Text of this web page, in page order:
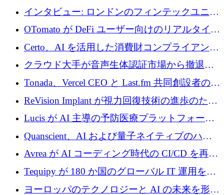
質生産に転換するために 700 万ユーロを調達
インタビュー: ロンドンのフィンテックユニコ
ーン Tide の CEO、オリバー・プリル氏
OTomato が DeFi ユーザー向けのリアルタイム
インテリジェンス レイヤーを構築するために
Improbable から 200 万ドルを調達
Certo、AI を活用した消費財コンプライアンス
プラットフォームのために 400 万ドルを調達
クラウド大手が音声生体認証市場から撤退す
るなか、Voxmindが54万6,000ポンドのプレシ
ード資金を調達
Tonada、Vercel CEO と Last.fm 共同創設者の支
援を受けてステルス撤退
ReVision Implant が視力回復技術の進歩のため
に 400 万ユーロを確保
Lucis が AI 主導の予防医療プラットフォーム
を拡大するためにシリーズ A で 2,000 万ドル
を調達
Quanscient、AI および量子ネイティブのハー
ドウェア エンジニアリングを推進するために
1,000 万ユーロを調達
Avrea が AI コーディング時代の CI/CD を再発
明するために 470 万ドルをかけてステルスか
ら浮上
Tequipy が 180 か国のグローバル IT 運用を自
動化するために 300 万ユーロ以上を調達
ヨーロッパのテクノロジーと AI の未来を形作